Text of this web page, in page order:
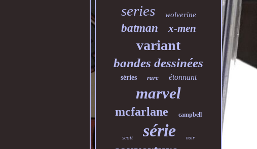
series wolverine
batman x-men
variant
bandes dessinées
séries rare étonnant
marvel
mcfarlane campbell
scott série noir